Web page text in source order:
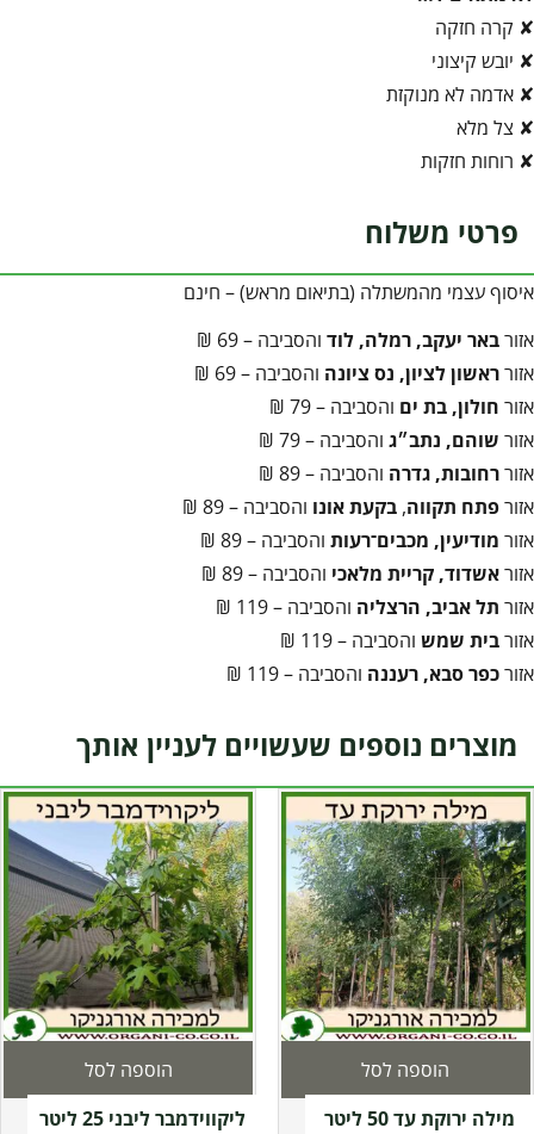
✘ קרה חזקה
✘ יובש קיצוני
✘ אדמה לא מנוקזת
✘ צל מלא
✘ רוחות חזקות
פרטי משלוח
איסוף עצמי מהמשתלה (בתיאום מראש) – חינם
אזורבאר יעקב, רמלה, לוד והסביבה – 69 ₪
אזורראשון לציון, נס ציונה והסביבה – 69 ₪
אזור חולון, בת ים והסביבה – 79 ₪
אזור שוהם, נתב״ג והסביבה – 79 ₪
אזוררחובות, גדרה והסביבה – 89 ₪
אזורפתח תקווה, בקעת אונו והסביבה – 89 ₪
אזור מודיעין, מכבים־רעות והסביבה – 89 ₪
אזוראשדוד, קריית מלאכי והסביבה – 89 ₪
אזור תל אביב, הרצליה והסביבה – 119 ₪
אזורבית שמש והסביבה – 119 ₪
אזורכפר סבא, רעננה והסביבה – 119 ₪
מוצרים נוספים שעשויים לעניין אותך
מילה ירוקת עד 50 ליטר
הוספה לסל
ליקווידמבר ליבני 25 ליטר
הוספה לסל